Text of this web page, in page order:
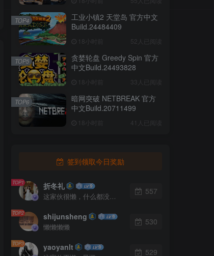
工业小镇2 天堂岛 官方中文
Build.24484409
18小时前 52人已阅读
TOP4
贪婪轮盘 Greedy Spin 官方
中文Build.24493828
18小时前 33人已阅读
TOP5
暗网突破 NETBREAK 官方
中文Build.20711499
18小时前 41人已阅读
TOP6
签到领取今日奖励
TOP1 折冬礼
这家伙很懒，什么都没有写...
557
TOP2 shijunsheng
懒懒懒懒
530
TOP3 yaoyanlt 529